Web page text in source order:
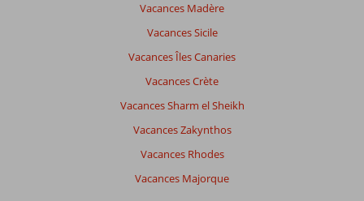
Vacances Madère
Vacances Sicile
Vacances Îles Canaries
Vacances Crète
Vacances Sharm el Sheikh
Vacances Zakynthos
Vacances Rhodes
Vacances Majorque